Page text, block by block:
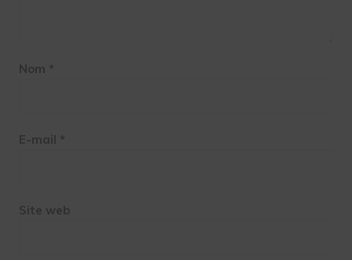
Nom *
E-mail *
Site web